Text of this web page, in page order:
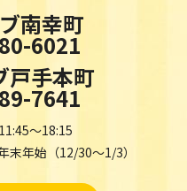
南幸町
6021
戸手本町
7641
～18:15
年始（12/30～1/3）